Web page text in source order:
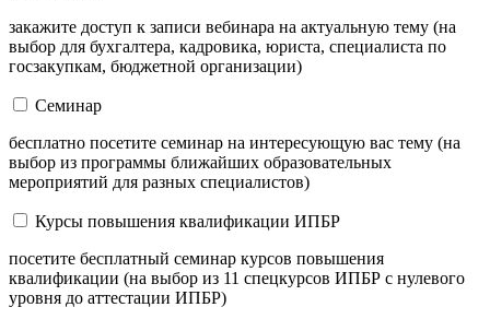
закажите доступ к записи вебинара на актуальную тему (на
выбор для бухгалтера, кадровика, юриста, специалиста по
госзакупкам, бюджетной организации)
Семинар
бесплатно посетите семинар на интересующую вас тему (на
выбор из программы ближайших образовательных
мероприятий для разных специалистов)
Курсы повышения квалификации ИПБР
посетите бесплатный семинар курсов повышения
квалификации (на выбор из 11 спецкурсов ИПБР с нулевого
уровня до аттестации ИПБР)